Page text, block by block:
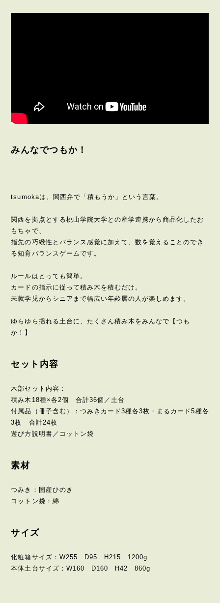
みんなでつもか！
tsumokaは、関西弁で「積もうか」という言葉。
関西を拠点とする桃山学院大学との産学連携から商品化したお
もちゃで、
指先の巧緻性とバランス感覚に加えて、数を覚えることのでき
る知育バランスゲームです。
ルールはとっても簡単。
カードの指示に従って積み木を積むだけ。
未就学児からシニアまで幅広い年齢層の人が楽しめます。
ゆらゆら揺れる土台に、たくさん積み木をみんなで【つも
か！】
セット内容
木部セット内容：
積み木18種×各2個 合計36個／土台
付属品（冊子含む）：つみきカード3種各3枚・まるカード5種各
3枚 合計24枚
遊び方説明書／コットン袋
素材
つみき：国産ひのき
コットン袋：綿
サイズ
化粧箱サイズ：W255 D95 H215 1200g
本体土台サイズ：W160 D160 H42 860g